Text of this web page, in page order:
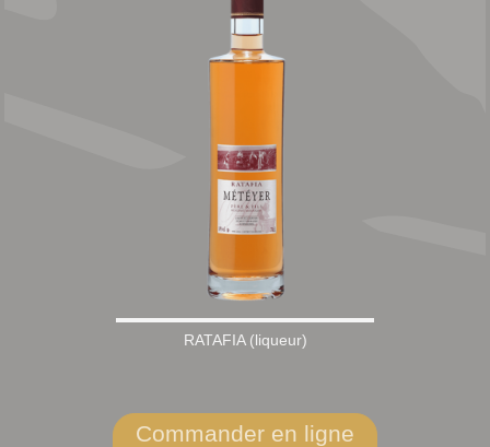
RATAFIA (liqueur)
Commander en ligne